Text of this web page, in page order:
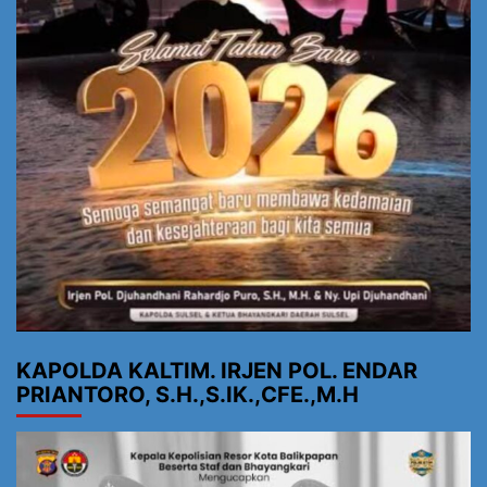
KAPOLDA KALTIM. IRJEN POL. ENDAR
PRIANTORO, S.H.,S.IK.,CFE.,M.H